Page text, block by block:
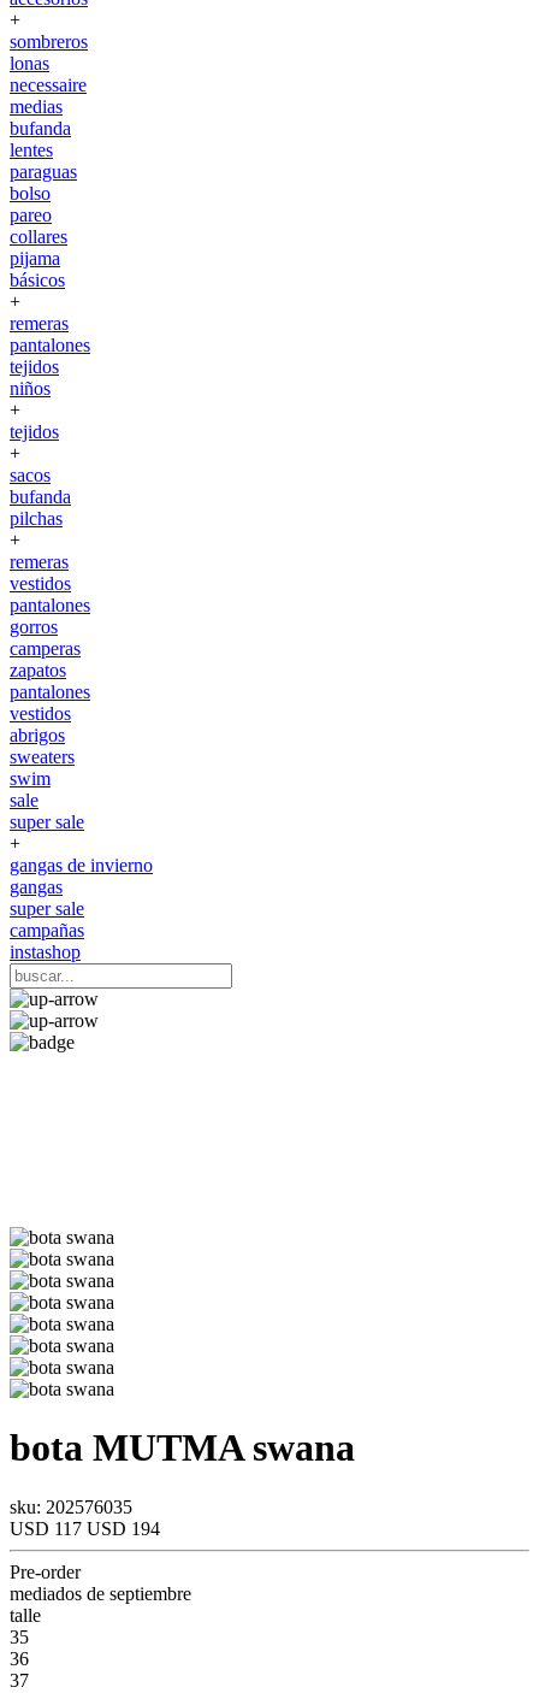
+
sombreros
lonas
necessaire
medias
bufanda
lentes
paraguas
bolso
pareo
collares
pijama
básicos
+
remeras
pantalones
tejidos
niños
+
tejidos
+
sacos
bufanda
pilchas
+
remeras
vestidos
pantalones
gorros
camperas
zapatos
pantalones
vestidos
abrigos
sweaters
swim
sale
super sale
+
gangas de invierno
gangas
super sale
campañas
instashop
bota MUTMAswana
sku: 202576035
USD 117 USD 194
Pre-order
mediados de septiembre
talle
35
36
37